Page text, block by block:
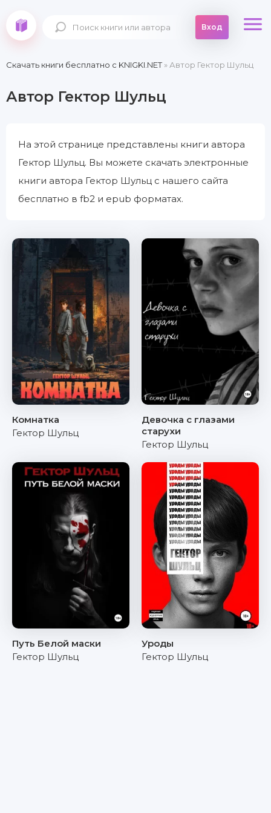
Вход
Скачать книги бесплатно c KNIGKI.NET» Автор Гектор Шульц
Автор Гектор Шульц
На этой странице представлены книги автора
Гектор Шульц. Вы можете скачать электронные
книги автора Гектор Шульц с нашего сайта
бесплатно в fb2 и epub форматах.
Комнатка
Гектор Шульц
Девочка с глазами
старухи
Гектор Шульц
Путь Белой маски
Гектор Шульц
Уроды
Гектор Шульц